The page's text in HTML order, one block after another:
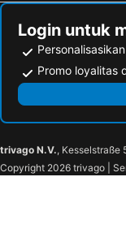
Login untuk
Promo loyalitas
trivago N.V., Kesselstraße
Copyright 2026 trivago |